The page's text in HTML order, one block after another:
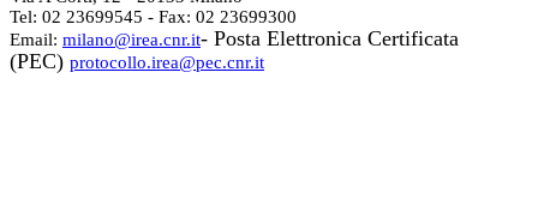
Tel: 02 23699545 - Fax: 02 23699300
Email: milano@irea.cnr.it- Posta Elettronica Certificata
(PEC) protocollo.irea@pec.cnr.it